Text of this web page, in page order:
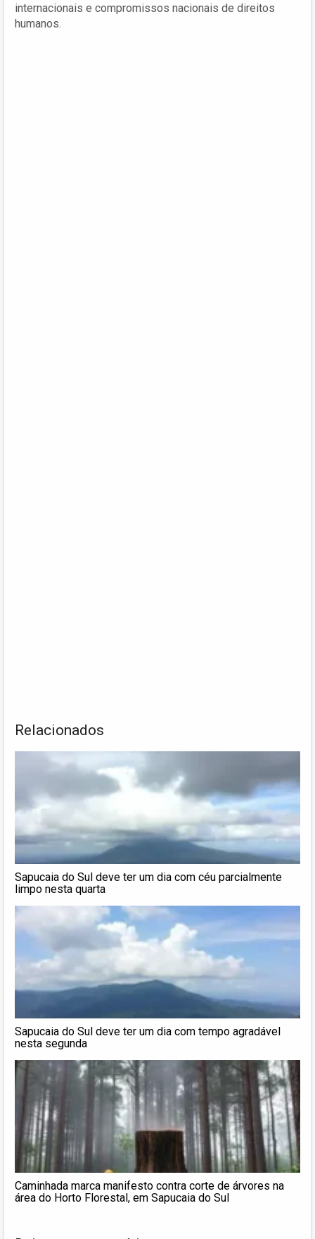
internacionais e compromissos nacionais de direitos
humanos.
Relacionados
Sapucaia do Sul deve ter um dia com céu parcialmente
limpo nesta quarta
Sapucaia do Sul deve ter um dia com tempo agradável
nesta segunda
Caminhada marca manifesto contra corte de árvores na
área do Horto Florestal, em Sapucaia do Sul